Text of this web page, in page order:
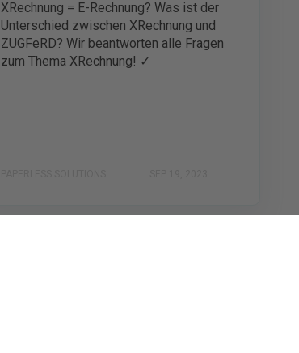
XRechnung = E-Rechnung? Was ist der
Unterschied zwischen XRechnung und
ZUGFeRD? Wir beantworten alle Fragen
zum Thema XRechnung! ✓